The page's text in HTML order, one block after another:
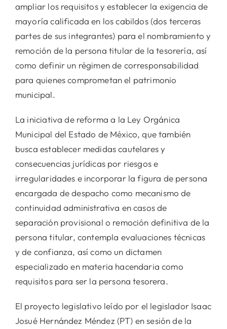
ampliar los requisitos y establecer la exigencia de
mayoría calificada en los cabildos (dos terceras
partes de sus integrantes) para el nombramiento y
remoción de la persona titular de la tesorería, así
como definir un régimen de corresponsabilidad
para quienes comprometan el patrimonio
municipal.
La iniciativa de reforma a la Ley Orgánica
Municipal del Estado de México, que también
busca establecer medidas cautelares y
consecuencias jurídicas por riesgos e
irregularidades e incorporar la figura de persona
encargada de despacho como mecanismo de
continuidad administrativa en casos de
separación provisional o remoción definitiva de la
persona titular, contempla evaluaciones técnicas
y de confianza, así como un dictamen
especializado en materia hacendaria como
requisitos para ser la persona tesorera.
El proyecto legislativo leído por el legislador Isaac
Josué Hernández Méndez (PT) en sesión de la